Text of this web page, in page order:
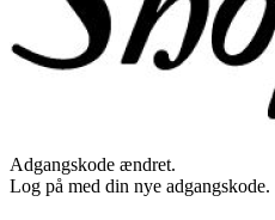
Adgangskode ændret.
Log på med din nye adgangskode.